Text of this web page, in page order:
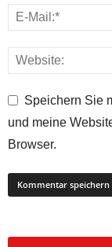
Speichern Sie
und meine
Browser.